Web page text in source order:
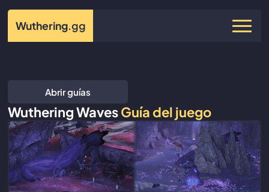
Wuthering.gg
Abrir guías
Wuthering WavesGuía del juego